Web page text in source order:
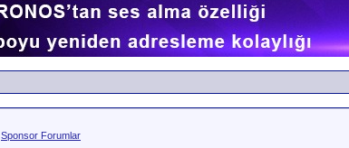
Sponsor Forumlar